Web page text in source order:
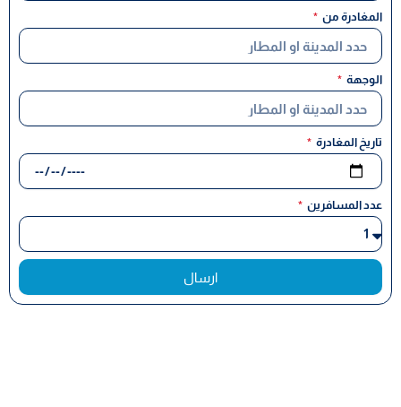
المغادرة من
الوجهة
تاريخ المغادرة
عدد المسافرين
ارسال